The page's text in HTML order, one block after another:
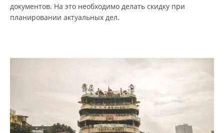
документов. На это необходимо делать скидку при
планировании актуальных дел.